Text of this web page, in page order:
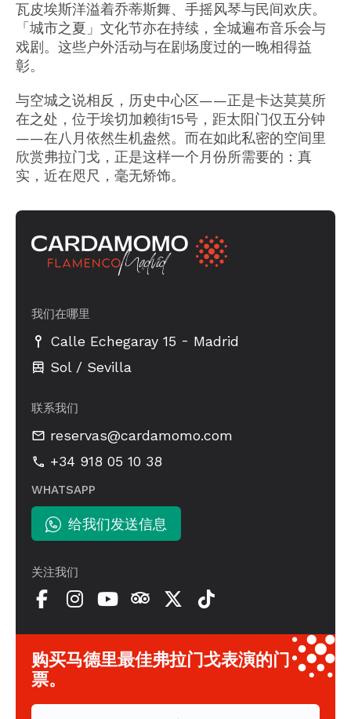
瓦皮埃斯洋溢着乔蒂斯舞、手摇风琴与民间欢庆。
「城市之夏」文化节亦在持续，全城遍布音乐会与
戏剧。这些户外活动与在剧场度过的一晚相得益
彰。
与空城之说相反，历史中心区——正是卡达莫莫所
在之处，位于埃切加赖街15号，距太阳门仅五分钟
——在八月依然生机盎然。而在如此私密的空间里
欣赏弗拉门戈，正是这样一个月份所需要的：真
实，近在咫尺，毫无矫饰。
我们在哪里
Calle Echegaray 15 - Madrid
Sol / Sevilla
联系我们
reservas@cardamomo.com
+34 918 05 10 38
WHATSAPP
给我们发送信息
关注我们
购买马德里最佳弗拉门戈表演的门
票。